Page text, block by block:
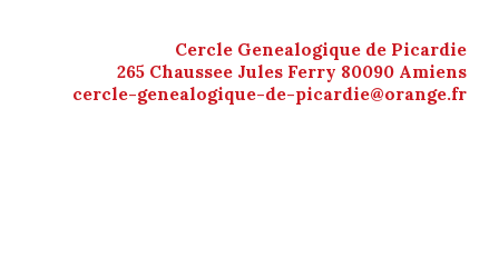
Cercle Genealogique de Picardie
265 Chaussee Jules Ferry 80090 Amiens
cercle-genealogique-de-picardie@orange.fr